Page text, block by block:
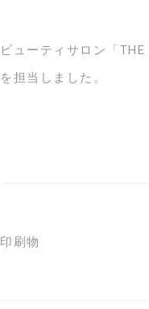
ビューティサロン「
を担当しました。
印刷物